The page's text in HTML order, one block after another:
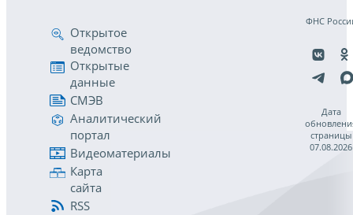
Открытое
ведомство
Открытые
данные
СМЭВ
Аналитический
портал
Видеоматериалы
Карта
сайта
RSS
ФНС
Дата
страницы
07.08.2026